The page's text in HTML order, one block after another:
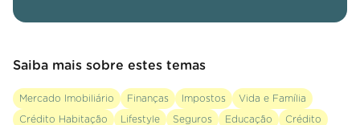
Saiba mais sobre estes temas
Mercado Imobiliário Finanças Impostos Vida e Família
Crédito Habitação Lifestyle Seguros Educação Crédito